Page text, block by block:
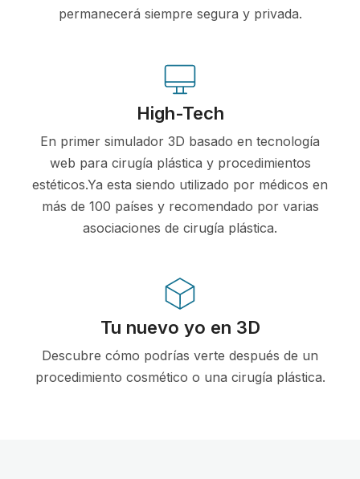
permanecerá siempre segura y privada.
High-Tech
En primer simulador 3D basado en tecnología
web para cirugía plástica y procedimientos
estéticos.Ya esta siendo utilizado por médicos en
más de 100 países y recomendado por varias
asociaciones de cirugía plástica.
Tu nuevo yo en 3D
Descubre cómo podrías verte después de un
procedimiento cosmético o una cirugía plástica.